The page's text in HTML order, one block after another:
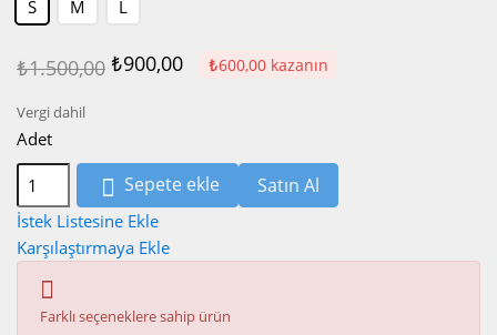
S
M L
₺1.500,00 ₺900,00 ₺600,00 kazanın
Vergi dahil
Adet
 Sepete ekle Satın Al
İstek Listesine Ekle
Karşılaştırmaya Ekle

Farklı seçeneklere sahip ürün